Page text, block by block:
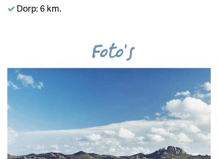
Dorp: 6 km.
Foto's